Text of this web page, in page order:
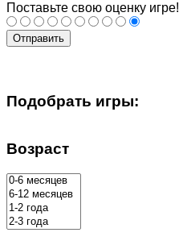
Поставьте свою оценку игре!
Отправить
Подобрать игры:
Возраст